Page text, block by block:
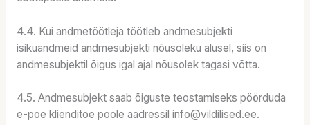
4.4. Kui andmetöötleja töötleb andmesubjekti
isikuandmeid andmesubjekti nõusoleku alusel, siis on
andmesubjektil õigus igal ajal nõusolek tagasi võtta.
4.5. Andmesubjekt saab õiguste teostamiseks pöörduda
e-poe klienditoe poole aadressil info@vildilised.ee.